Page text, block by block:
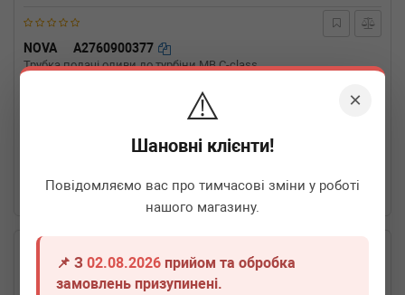
×
⚠️
Шановні клієнти!
Повідомляємо вас про тимчасові зміни у роботі
нашого магазину.
📌 З02.08.2026 прийом та обробка
замовлень призупинені.
NOVA A2760900377
Трубка подачі оливи до турбіни MB C-class
+ В кошик